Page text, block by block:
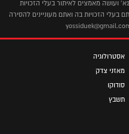
אתר DYNews מכבד את זכויות היוצרים לפי ס' 27א' ועושה מאמצים לאיתור בעלי הזכויות
בעלי הזכויות בה ואתם מעוניינים להסירה
אסטרולוגיה
מאזני צדק
סודוקו
תשבץ